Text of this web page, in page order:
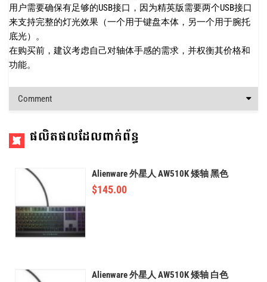
用户需要确保有足够的USB接口，因为精英版需要两个USB接口
来支持完整的灯光效果（一个用于键盘本体，另一个用于腕托
底光）。
在购买前，建议考虑自己对轴体手感的需求，并权衡其价格和
功能。
Comment
ផលិតផលដែលពាក់ព័ន្ធ
Alienware 外星人 AW510K 矮轴 黑色
$145.00
Alienware 外星人 AW510K 矮轴 白色